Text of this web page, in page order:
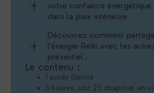
votre confiance énergétique
dans la paix intérieure.
Découvrez comment
l'énergie Reiki avec les
présentiel.
Le contenu :
1 accès illimité
5 heures, soit 25 chapitres en